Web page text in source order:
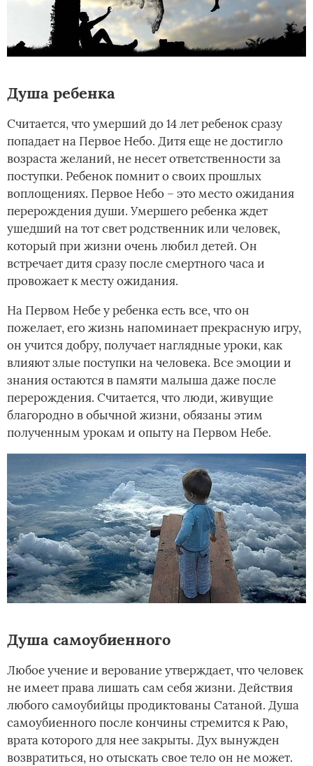
Душа ребенка
Считается, что умерший до 14 лет ребенок сразу
попадает на Первое Небо. Дитя еще не достигло
возраста желаний, не несет ответственности за
поступки. Ребенок помнит о своих прошлых
воплощениях. Первое Небо – это место ожидания
перерождения души. Умершего ребенка ждет
ушедший на тот свет родственник или человек,
который при жизни очень любил детей. Он
встречает дитя сразу после смертного часа и
провожает к месту ожидания.
На Первом Небе у ребенка есть все, что он
пожелает, его жизнь напоминает прекрасную игру,
он учится добру, получает наглядные уроки, как
влияют злые поступки на человека. Все эмоции и
знания остаются в памяти малыша даже после
перерождения. Считается, что люди, живущие
благородно в обычной жизни, обязаны этим
полученным урокам и опыту на Первом Небе.
Душа самоубиенного
Любое учение и верование утверждает, что человек
не имеет права лишать сам себя жизни. Действия
любого самоубийцы продиктованы Сатаной. Душа
самоубиенного после кончины стремится к Раю,
врата которого для нее закрыты. Дух вынужден
возвратиться, но отыскать свое тело он не может.